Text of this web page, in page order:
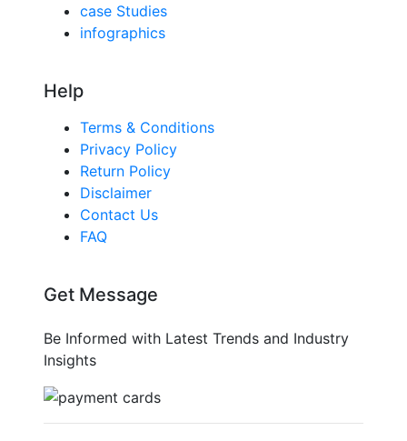
case Studies
infographics
Help
Terms & Conditions
Privacy Policy
Return Policy
Disclaimer
Contact Us
FAQ
Get Message
Be Informed with Latest Trends and Industry
Insights